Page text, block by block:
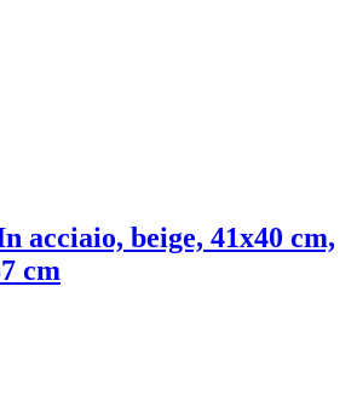
acciaio, beige, 41x40 cm,
cm